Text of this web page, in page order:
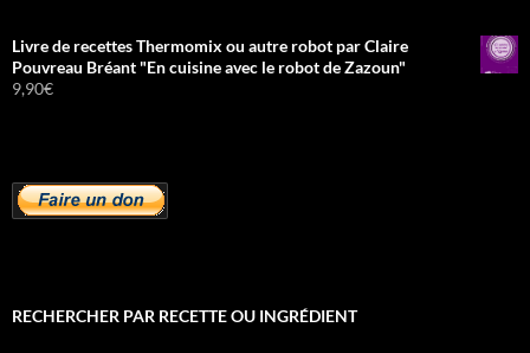
Livre de recettes Thermomix ou autre robot par Claire
Pouvreau Bréant "En cuisine avec le robot de Zazoun"
9,90€
RECHERCHER PAR RECETTE OU INGRÉDIENT